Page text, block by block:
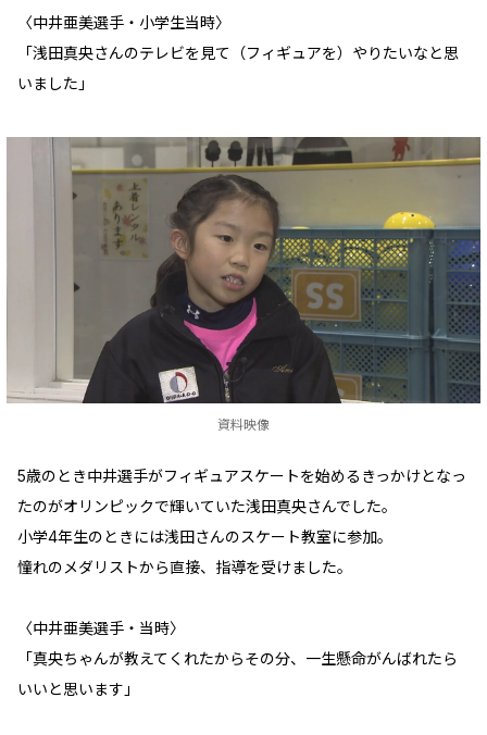
〈中井亜美選手・小学生当時〉
「浅田真央さんのテレビを見て（フィギュアを）やりたいなと思
いました」
資料映像
5歳のとき中井選手がフィギュアスケートを始めるきっかけとなっ
たのがオリンピックで輝いていた浅田真央さんでした。
小学4年生のときには浅田さんのスケート教室に参加。
憧れのメダリストから直接、指導を受けました。
〈中井亜美選手・当時〉
「真央ちゃんが教えてくれたからその分、一生懸命がんばれたら
いいと思います」